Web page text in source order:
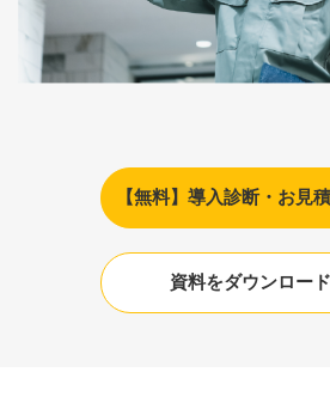
【無料】導入診断・お見
資料をダウンロー